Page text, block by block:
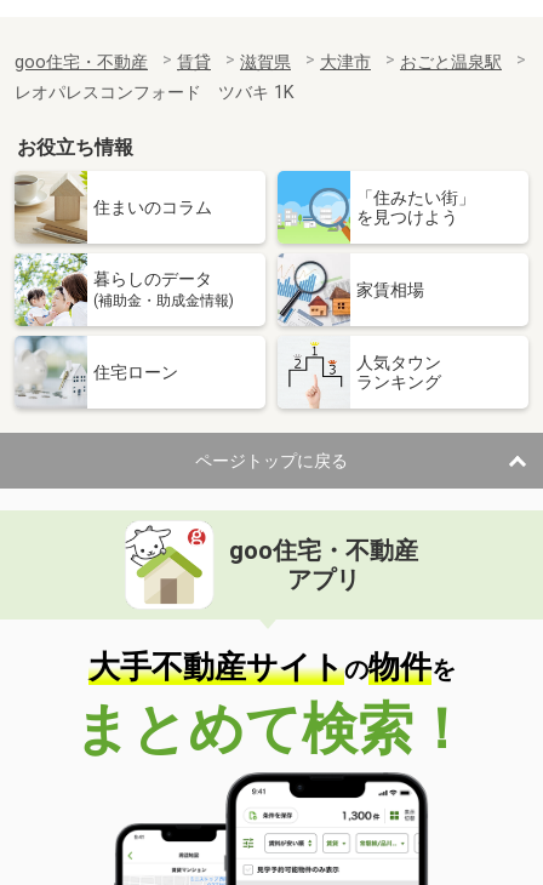
goo住宅・不動産 賃貸 滋賀県 大津市
おごと温泉駅
レオパレスコンフォード ツバキ 1K
お役立ち情報
住まいのコラム
「住みたい街」
を見つけよう
暮らしのデータ
(補助金・助成金情報)
家賃相場
住宅ローン
人気タウン
ランキング
ページトップに戻る
goo住宅・不動産
アプリ
大手不動産サイトの物件を
まとめて検索！